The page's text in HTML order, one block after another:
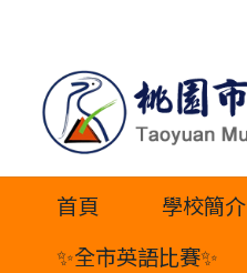
內
首頁 學校簡介
✨全市英語比賽✨